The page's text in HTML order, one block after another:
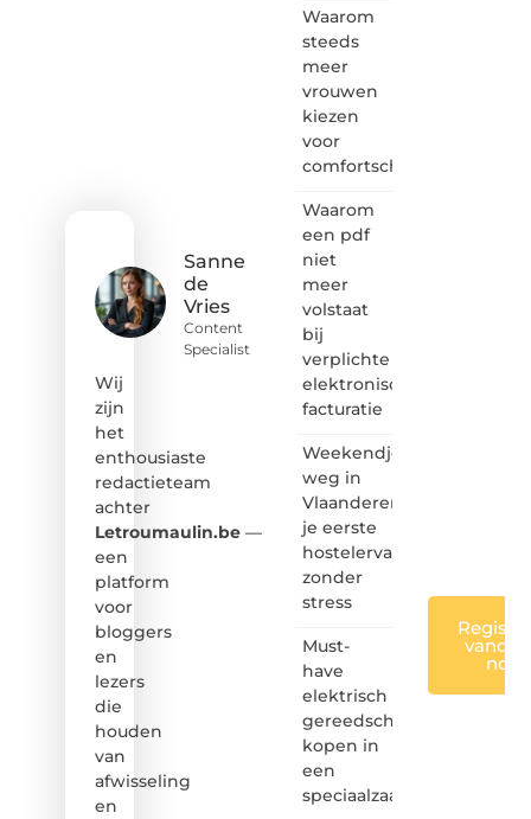
Sanne
de
Vries
Content
Specialist
Wij
zijn
het
enthousiaste
redactieteam
achter
Letroumaulin.be—
een
platform
voor
bloggers
en
lezers
die
houden
van
afwisseling
en
Waarom
steeds
meer
vrouwen
kiezen
voor
comfortschoenen
Waarom
een pdf
niet
meer
volstaat
bij
verplichte
elektronische
facturatie
Weekendje
weg in
Vlaanderen:
je eerste
hostelervaring
zonder
stress
Must-
have
elektrisch
gereedschap
kopen in
een
speciaalzaak
nog